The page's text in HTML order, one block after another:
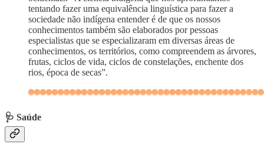
tentando fazer uma equivalência linguística para fazer a
sociedade não indígena entender é de que os nossos
conhecimentos também são elaborados por pessoas
especialistas que se especializaram em diversas áreas de
conhecimentos, os territórios, como compreendem as árvores,
frutas, ciclos de vida, ciclos de constelações, enchente dos
rios, época de secas”.
🩺 Saúde